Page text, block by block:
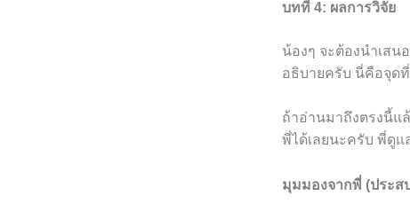
บทที่ 4: ผลการวิจัย
น้องๆ จะต้องนำเสน
อธิบายครับ นี่คือจุด
ถ้าอ่านมาถึงตรงนี้แ
พี่ได้เลยนะครับ พี่ดูแ
มุมมองจากพี่ (ประส